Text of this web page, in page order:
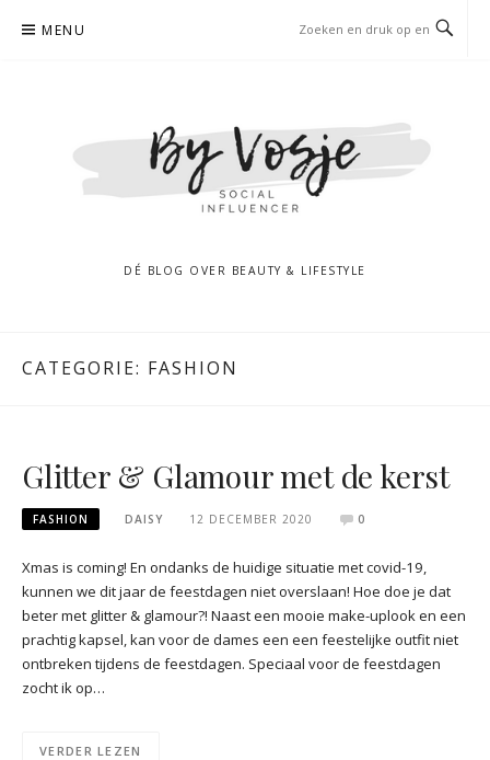
MENU
DÉ BLOG OVER BEAUTY & LIFESTYLE
CATEGORIE: FASHION
Glitter & Glamour met de kerst
FASHION DAISY 12 DECEMBER 2020 0
Xmas is coming! En ondanks de huidige situatie met covid-19,
kunnen we dit jaar de feestdagen niet overslaan! Hoe doe je dat
beter met glitter & glamour?! Naast een mooie make-uplook en een
prachtig kapsel, kan voor de dames een een feestelijke outfit niet
ontbreken tijdens de feestdagen. Speciaal voor de feestdagen
zocht ik op…
VERDER LEZEN